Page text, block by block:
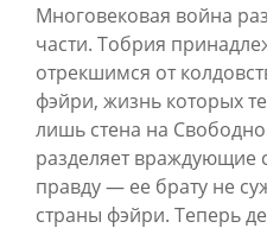
Многовековая война
части. Тобрия
отрекшимся от
фэйри, жизнь которых
лишь стена на
разделяет враждующие
правду — ее брату не
страны фэйри. Теперь